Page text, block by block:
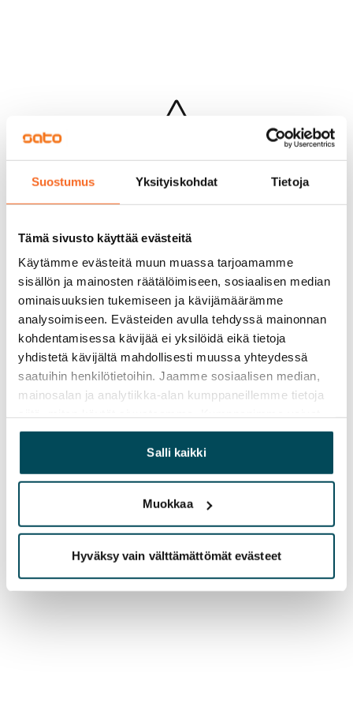
Suostumus Yksityiskohdat Tietoja
Tämä sivusto käyttää evästeitä
Käytämme evästeitä muun muassa tarjoamamme
sisällön ja mainosten räätälöimiseen, sosiaalisen median
ominaisuuksien tukemiseen ja kävijämäärämme
analysoimiseen. Evästeiden avulla tehdyssä mainonnan
kohdentamisessa kävijää ei yksilöidä eikä tietoja
yhdistetä kävijältä mahdollisesti muussa yhteydessä
saatuihin henkilötietoihin. Jaamme sosiaalisen median,
mainosalan ja analytiikka-alan kumppaneillemme tietoja
yhdistää näitä tietoja muihin tietoihin, joita olet antanut
heille tai joita on kerätty, kun olet käyttänyt heidän
palvelujaan.
Salli kaikki
Muokkaa
Hyväksy vain välttämättömät evästeet
Hups...
Jotakin meni pieleen sivun lataamisessa